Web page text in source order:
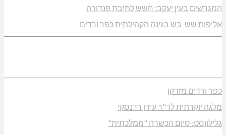
המגרשים בעין יעקב: חשש לתיבת פנדורה
אליפות שש-בש בגינה הקהילתית כפר ורדים
כפר ורדים מזדקן
מלגה יוקרתית לד"ר עידן רדנסקי
גלילווסט: סיום הכשרה "ממלכתית"